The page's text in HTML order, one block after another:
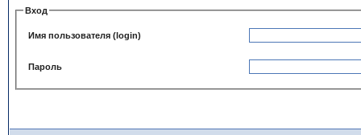
Вход
Имя пользователя (login)
Пароль